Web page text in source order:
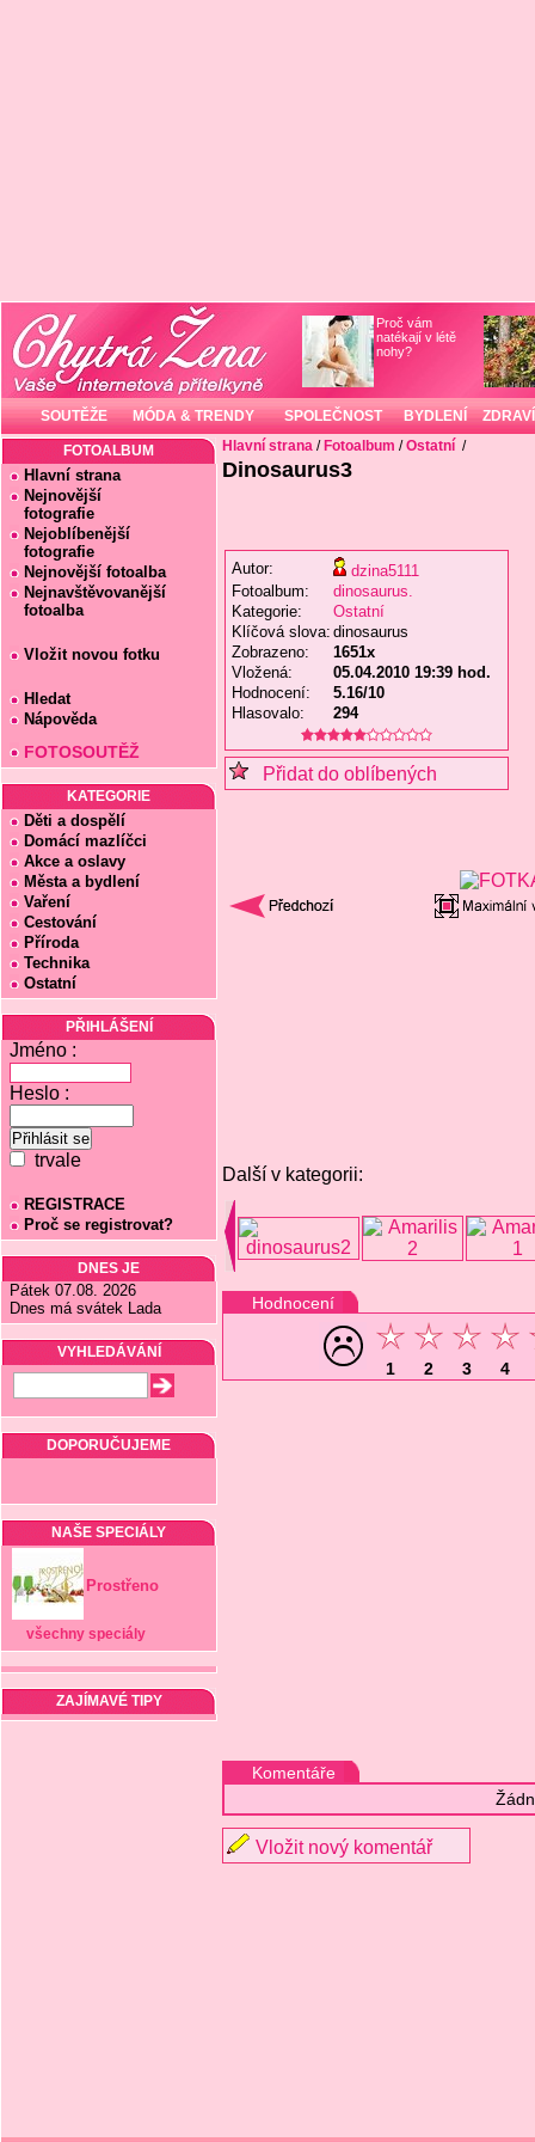
Proč vám
natékají v létě
nohy?
SOUTĚŽE MÓDA & TRENDY SPOLEČNOST BYDLENÍ ZDRAVÍ
FOTOALBUM
Hlavní strana
Nejnovější
fotografie
Nejoblíbenější
fotografie
Nejnovější fotoalba
Nejnavštěvovanější
fotoalba
Vložit novou fotku
Hledat
Nápověda
FOTOSOUTĚŽ
KATEGORIE
Děti a dospělí
Domácí mazlíčci
Akce a oslavy
Města a bydlení
Vaření
Cestování
Příroda
Technika
Ostatní
PŘIHLÁŠENÍ
Jméno :
Heslo :
trvale
REGISTRACE
Proč se registrovat?
DNES JE
Pátek 07.08. 2026
Dnes má svátek Lada
VYHLEDÁVÁNÍ
DOPORUČUJEME
NAŠE SPECIÁLY
Prostřeno
všechny speciály
ZAJÍMAVÉ TIPY
Hlavní strana / Fotoalbum /Ostatní /
Dinosaurus3
Autor:
dzina5111
Fotoalbum:
dinosaurus.
Kategorie:
Ostatní
Klíčová slova: dinosaurus
Zobrazeno:
1651x
Vložená:
05.04.2010 19:39 hod.
Hodnocení:
5.16/10
Hlasovalo:
294
Přidat do oblíbených
Další v kategorii:
Hodnocení
1 2 3 4
Komentáře
Vložit nový komentář